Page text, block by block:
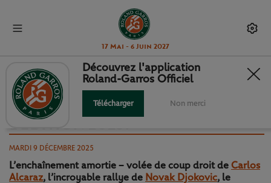
17 Mai - 6 Juin 2027
SIMPLE MESSIEURS : VOTEZ POUR
LE PLUS BEAU POINT DE
L’ÉDITION 2025 !
MARDI 9 DÉCEMBRE 2025
L’enchaînement amortie – volée de coup droit de Carlos
Alcaraz, l’incroyable rallye de Novak Djokovic, le
Découvrez l'application
Roland-Garros Officiel
Télécharger Non merci